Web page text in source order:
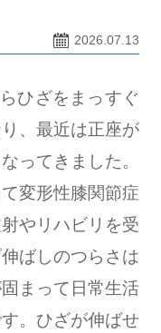
2026.07.13
ひざをまっすぐ
、最近は正座が
ってきました。
変形性膝関節症
やリハビリを受
ばしのつらさは
まって日常生活
。ひざが伸ばせ